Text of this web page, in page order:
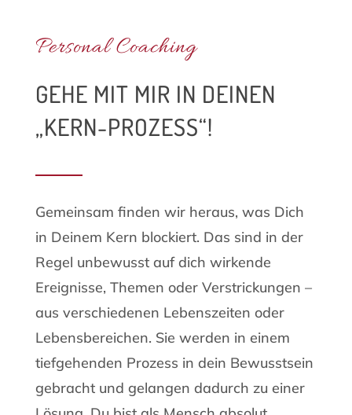
Personal Coaching
GEHE MIT MIR IN DEINEN
„KERN-PROZESS“!
Gemeinsam finden wir heraus, was Dich
in Deinem Kern blockiert. Das sind in der
Regel unbewusst auf dich wirkende
Ereignisse, Themen oder Verstrickungen –
aus verschiedenen Lebenszeiten oder
Lebensbereichen. Sie werden in einem
tiefgehenden Prozess in dein Bewusstsein
gebracht und gelangen dadurch zu einer